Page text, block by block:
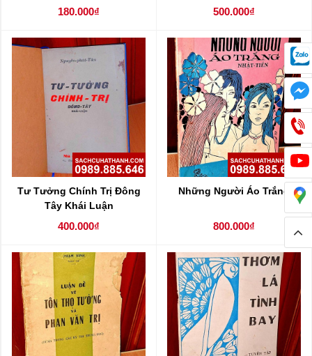
180.000₫ 500.000₫
Tư Tưởng Chính Trị Đông
Tây Khái Luận
400.000₫
Những Người Áo Trắng
800.000₫